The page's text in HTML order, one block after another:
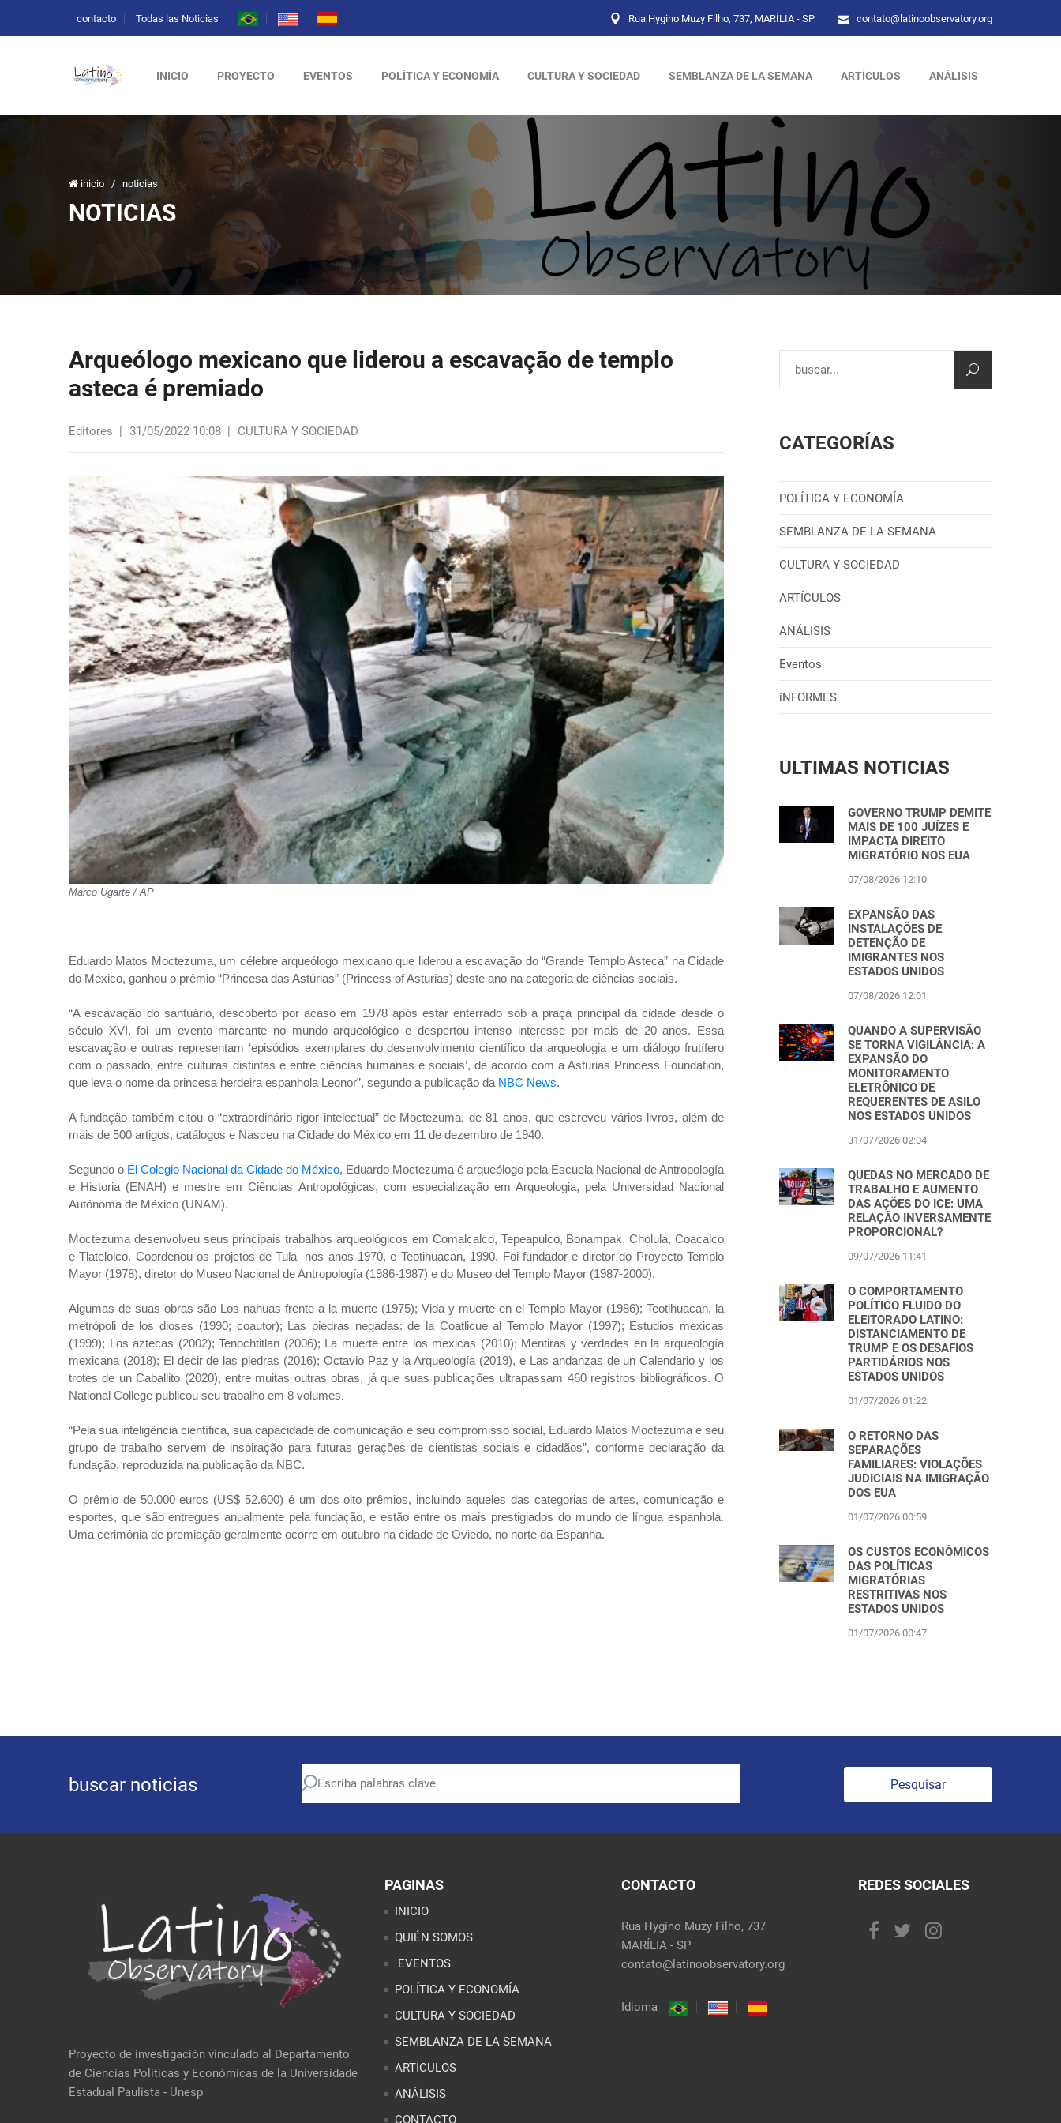
contacto Todas las Noticias Rua Hygino Muzy Filho, 737, MARÍLIA - SP contato@latinoobservatory.org
INICIO PROYECTO EVENTOS POLÍTICA Y ECONOMÍA CULTURA Y SOCIEDAD SEMBLANZA DE LA SEMANA ARTÍCULOS ANÁLISIS
inicio / noticias
NOTICIAS
Arqueólogo mexicano que liderou a escavação de templo
asteca é premiado
Editores | 31/05/2022 10:08 | CULTURA Y SOCIEDAD
Marco Ugarte / AP
Eduardo Matos Moctezuma, um célebre arqueólogo mexicano que liderou a escavação do “Grande Templo Asteca” na Cidade
do México, ganhou o prêmio “Princesa das Astúrias” (Princess of Asturias) deste ano na categoria de ciências sociais.
“A escavação do santuário, descoberto por acaso em 1978 após estar enterrado sob a praça principal da cidade desde o
século XVI, foi um evento marcante no mundo arqueológico e despertou intenso interesse por mais de 20 anos. Essa
escavação e outras representam ‘episódios exemplares do desenvolvimento científico da arqueologia e um diálogo frutífero
com o passado, entre culturas distintas e entre ciências humanas e sociais’, de acordo com a Asturias Princess Foundation,
que leva o nome da princesa herdeira espanhola Leonor”, segundo a publicação da NBC News.
A fundação também citou o “extraordinário rigor intelectual” de Moctezuma, de 81 anos, que escreveu vários livros, além de
mais de 500 artigos, catálogos e Nasceu na Cidade do México em 11 de dezembro de 1940.
Segundo o El Colegio Nacional da Cidade do México, Eduardo Moctezuma é arqueólogo pela Escuela Nacional de Antropología
e Historia (ENAH) e mestre em Ciências Antropológicas, com especialização em Arqueologia, pela Universidad Nacional
Autónoma de México (UNAM).
Moctezuma desenvolveu seus principais trabalhos arqueológicos em Comalcalco, Tepeapulco, Bonampak, Cholula, Coacalco
e Tlatelolco. Coordenou os projetos de Tula
nos anos 1970, e Teotihuacan, 1990. Foi fundador e diretor do Proyecto Templo
Mayor (1978), diretor do Museo Nacional de Antropología (1986-1987) e do Museo del Templo Mayor (1987-2000).
Algumas de suas obras são Los nahuas frente a la muerte (1975); Vida y muerte en el Templo Mayor (1986); Teotihuacan, la
metrópoli de los dioses (1990; coautor); Las piedras negadas: de la Coatlicue al Templo Mayor (1997); Estudios mexicas
(1999); Los aztecas (2002); Tenochtitlan (2006); La muerte entre los mexicas (2010); Mentiras y verdades en la arqueología
mexicana (2018); El decir de las piedras (2016); Octavio Paz y la Arqueología (2019), e Las andanzas de un Calendario y los
trotes de un Caballito (2020), entre muitas outras obras, já que suas publicações ultrapassam 460 registros bibliográficos. O
National College publicou seu trabalho em 8 volumes.
“Pela sua inteligência científica, sua capacidade de comunicação e seu compromisso social, Eduardo Matos Moctezuma e seu
grupo de trabalho servem de inspiração para futuras gerações de cientistas sociais e cidadãos”, conforme declaração da
fundação, reproduzida na publicação da NBC.
O prêmio de 50.000 euros (US$ 52.600) é um dos oito prêmios, incluindo aqueles das categorias de artes, comunicação e
esportes, que são entregues anualmente pela fundação, e estão entre os mais prestigiados do mundo de língua espanhola.
Uma cerimônia de premiação geralmente ocorre em outubro na cidade de Oviedo, no norte da Espanha.
CATEGORÍAS
POLÍTICA Y ECONOMÍA
SEMBLANZA DE LA SEMANA
CULTURA Y SOCIEDAD
ARTÍCULOS
ANÁLISIS
Eventos
iNFORMES
ULTIMAS NOTICIAS
GOVERNO TRUMP DEMITE
MAIS DE 100 JUÍZES E
IMPACTA DIREITO
MIGRATÓRIO NOS EUA
07/08/2026 12:10
EXPANSÃO DAS
INSTALAÇÕES DE
DETENÇÃO DE
IMIGRANTES NOS
ESTADOS UNIDOS
07/08/2026 12:01
QUANDO A SUPERVISÃO
SE TORNA VIGILÂNCIA: A
EXPANSÃO DO
MONITORAMENTO
ELETRÔNICO DE
REQUERENTES DE ASILO
NOS ESTADOS UNIDOS
31/07/2026 02:04
QUEDAS NO MERCADO DE
TRABALHO E AUMENTO
DAS AÇÕES DO ICE: UMA
RELAÇÃO INVERSAMENTE
PROPORCIONAL?
09/07/2026 11:41
O COMPORTAMENTO
POLÍTICO FLUIDO DO
ELEITORADO LATINO:
DISTANCIAMENTO DE
TRUMP E OS DESAFIOS
PARTIDÁRIOS NOS
ESTADOS UNIDOS
01/07/2026 01:22
O RETORNO DAS
SEPARAÇÕES
FAMILIARES: VIOLAÇÕES
JUDICIAIS NA IMIGRAÇÃO
DOS EUA
01/07/2026 00:59
OS CUSTOS ECONÔMICOS
DAS POLÍTICAS
MIGRATÓRIAS
RESTRITIVAS NOS
ESTADOS UNIDOS
01/07/2026 00:47
buscar noticias Pesquisar
Proyecto de investigación vinculado al Departamento
de Ciencias Políticas y Económicas de la Universidade
Estadual Paulista - Unesp
PAGINAS
INICIO
QUIÉN SOMOS
EVENTOS
POLÍTICA Y ECONOMÍA
CULTURA Y SOCIEDAD
SEMBLANZA DE LA SEMANA
ARTÍCULOS
ANÁLISIS
CONTACTO
CONTACTO
Rua Hygino Muzy Filho, 737
MARÍLIA - SP
contato@latinoobservatory.org
Idioma
REDES SOCIALES